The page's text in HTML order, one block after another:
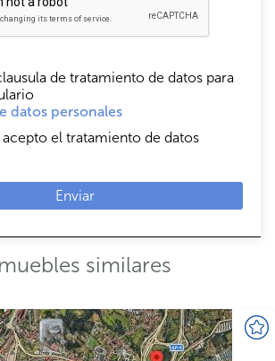
de tratamiento de datos para
datos personales
el tratamiento de datos
Enviar
similares